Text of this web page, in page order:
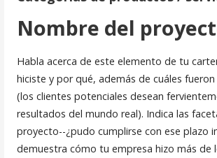
Nombre del
Habla acerca de este elemento de tu
hiciste y por qué, además de cuáles
(los clientes potenciales desean
resultados del mundo real). Indica las
proyecto--¿pudo cumplirse con ese plazo
demuestra cómo tu empresa hizo más de